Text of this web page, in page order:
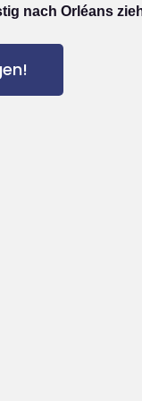
nach Orléans